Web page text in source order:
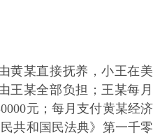
黄某直接抚养，小王在美
王某全部负担；王某每月
元；每月支付黄某经济
共和国民法典》第一千零